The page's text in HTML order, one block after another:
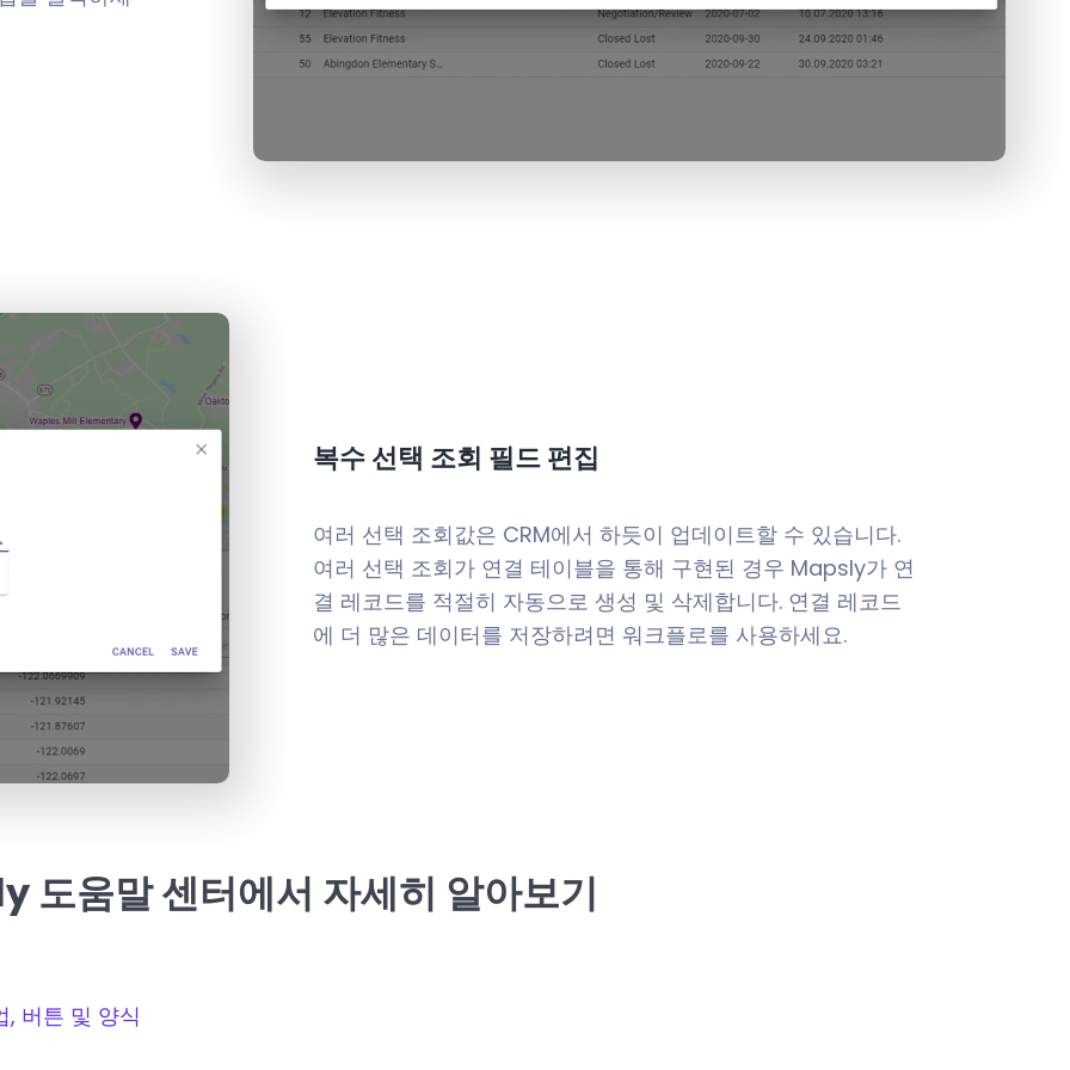
복수 선택 조회 필드 편집
여러 선택 조회값은 CRM에서 하듯이 업데이트할 수 있습니다.
여러 선택 조회가 연결 테이블을 통해 구현된 경우 Mapsly가 연
결 레코드를 적절히 자동으로 생성 및 삭제합니다. 연결 레코드
에 더 많은 데이터를 저장하려면 워크플로를 사용하세요.
도움말 센터에서 자세히 알아보기
버튼 및 양식